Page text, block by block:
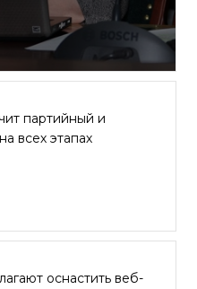
партийный и
всех этапах
оснастить веб-